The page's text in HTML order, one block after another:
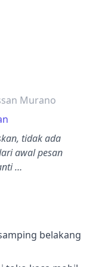
lima
Murano
tidak ada
awal pesan
…
belakang